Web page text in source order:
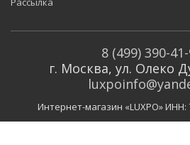
8 (499) 390-
г. Москва, ул. Олеко
Интернет-магазин «LUXPO» ИНН: